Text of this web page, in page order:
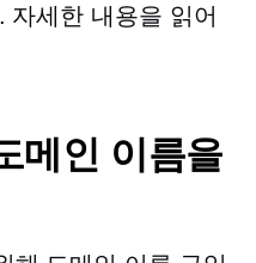
자세한 내용을 읽어
메인 이름을